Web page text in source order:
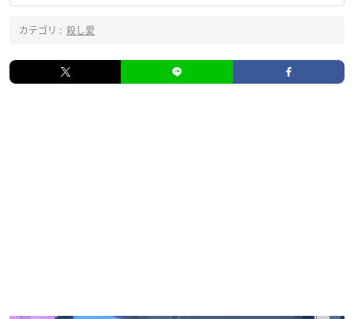
カテゴリ : 殺し愛